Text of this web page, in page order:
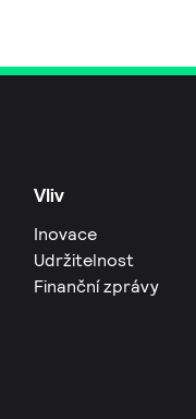
Vliv
Inovace
Udržitelnost
Finanční zprávy